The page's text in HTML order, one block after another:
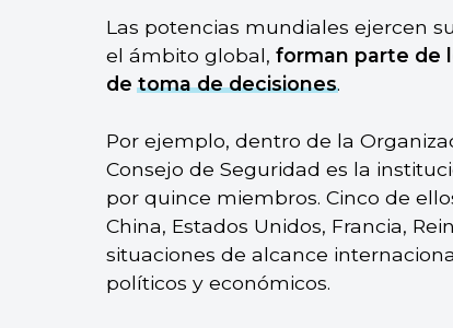
Las potencias mundiales ejercen
el ámbito global, forman parte de
detoma de decisiones.
Por ejemplo, dentro de la
Consejo de Seguridad es la
por quince miembros. Cinco de
China, Estados Unidos, Francia,
situaciones de alcance
políticos y económicos.